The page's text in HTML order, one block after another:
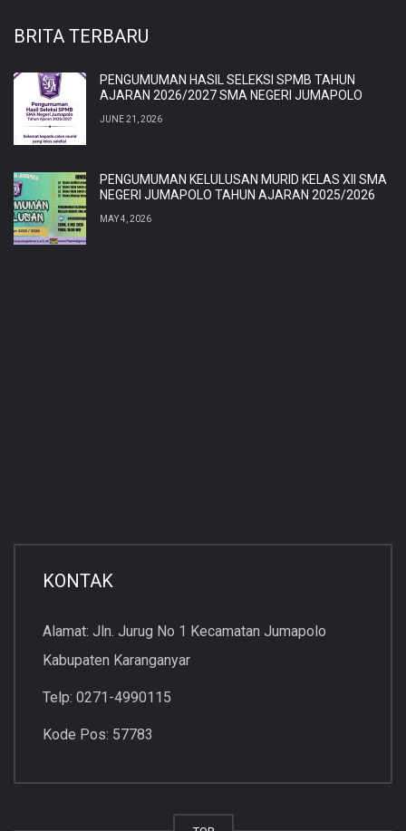
BRITA TERBARU
PENGUMUMAN HASIL SELEKSI SPMB TAHUN
AJARAN 2026/2027 SMA NEGERI JUMAPOLO
JUNE 21, 2026
PENGUMUMAN KELULUSAN MURID KELAS XII SMA
NEGERI JUMAPOLO TAHUN AJARAN 2025/2026
MAY 4, 2026
KONTAK
Alamat: Jln. Jurug No 1 Kecamatan Jumapolo
Kabupaten Karanganyar
Telp: 0271-4990115
Kode Pos: 57783